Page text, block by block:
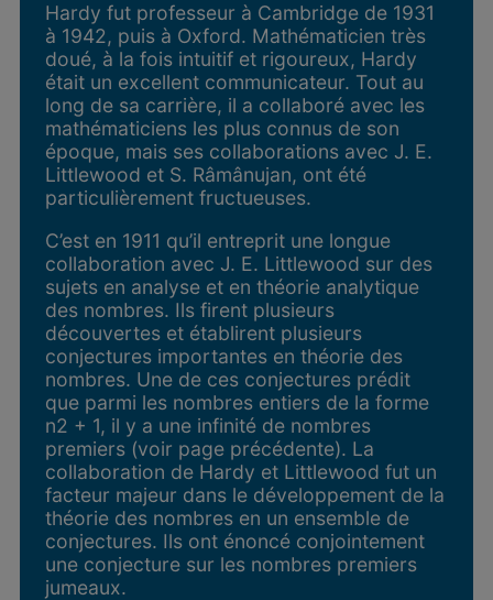
Hardy fut professeur à Cambridge de 1931
à 1942, puis à Oxford. Mathématicien très
doué, à la fois intuitif et rigoureux, Hardy
était un excellent communicateur. Tout au
long de sa carrière, il a collaboré avec les
mathématiciens les plus connus de son
époque, mais ses collaborations avec J. E.
Littlewood et S. Râmânujan, ont été
particulièrement fructueuses.
C’est en 1911 qu’il entreprit une longue
collaboration avec J. E. Littlewood sur des
sujets en analyse et en théorie analytique
des nombres. Ils firent plusieurs
découvertes et établirent plusieurs
conjectures importantes en théorie des
nombres. Une de ces conjectures prédit
que parmi les nombres entiers de la forme
n2 + 1, il y a une infinité de nombres
premiers (voir page précédente). La
collaboration de Hardy et Littlewood fut un
facteur majeur dans le développement de la
théorie des nombres en un ensemble de
conjectures. Ils ont énoncé conjointement
une conjecture sur les nombres premiers
jumeaux.